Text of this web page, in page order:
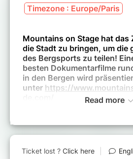
Timezone : Europe/Paris
Mountains on Stage hat das
die Stadt zu bringen, um die
des Bergsports zu teilen!
besten Dokumentarfilme
in den Bergen wird
unter https://
gezeigt und sind vollständig
untertitelt.
Read more